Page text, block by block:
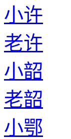
小许
老许
小韶
老韶
小鄂